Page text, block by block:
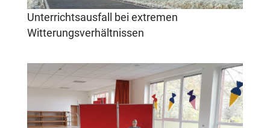
Unterrichtsausfall bei extremen
Witterungsverhältnissen